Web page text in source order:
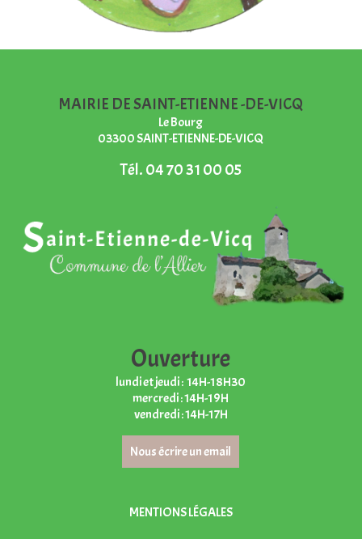
MAIRIE DE SAINT-ETIENNE -DE-VICQ
Le Bourg
03300 SAINT-ETIENNE-DE-VICQ
Tél. 04 70 31 00 05
Ouverture
lundi et jeudi : 14H-18H30
mercredi : 14H-19H
vendredi : 14H-17H
Nous écrire un email
MENTIONS LÉGALES